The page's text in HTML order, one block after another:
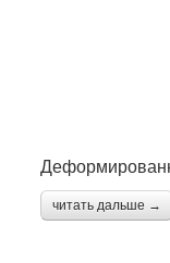
читать дальше →